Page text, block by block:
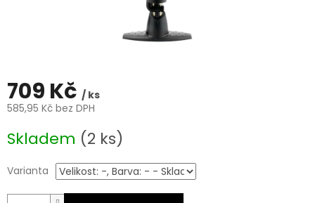
709 Kč / ks
585,95 Kč bez DPH
cena:
Skladem (2 ks)
Varianta